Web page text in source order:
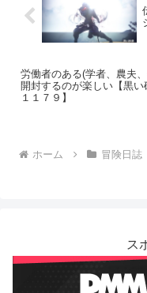
労働者のある(学者、農夫
開封するのが楽しい【黒
１１７９】
ホーム 冒険日誌
ス